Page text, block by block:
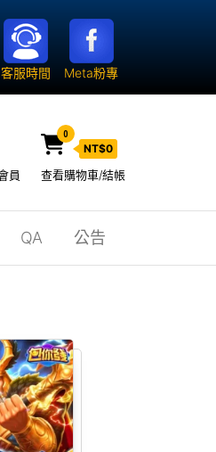
客服時間 Meta粉專
0
NT$0
查看購物車/結帳
員
QA 公告